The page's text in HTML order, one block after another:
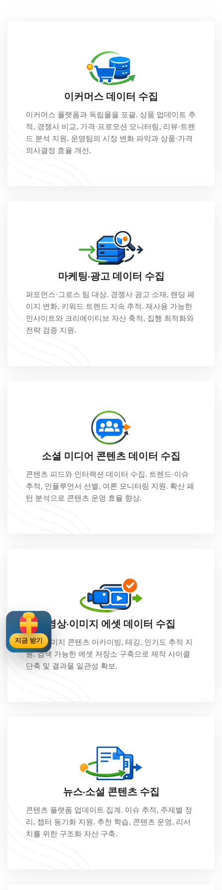
이커머스 데이터 수집
이커머스 플랫폼과 독립몰을 포괄. 상품 업데이트 추
적, 경쟁사 비교, 가격·프로모션 모니터링, 리뷰·트렌
드 분석 지원. 운영팀의 시장 변화 파악과 상품·가격
의사결정 효율 개선.
마케팅·광고 데이터 수집
퍼포먼스·그로스 팀 대상. 경쟁사 광고 소재, 랜딩 페
이지 변화, 키워드 트렌드 지속 추적. 재사용 가능한
인사이트와 크리에이티브 자산 축적, 집행 최적화와
전략 검증 지원.
소셜 미디어 콘텐츠 데이터 수집
콘텐츠 피드와 인터랙션 데이터 수집. 트렌드·이슈
추적, 인플루언서 선별, 여론 모니터링 지원. 확산 패
턴 분석으로 콘텐츠 운영 효율 향상.
영상·이미지 에셋 데이터 수집
영상·이미지 콘텐츠 아카이빙, 태깅, 인기도 추적 지
원. 검색 가능한 에셋 저장소 구축으로 제작 사이클
단축 및 결과물 일관성 확보.
뉴스·소설 콘텐츠 수집
콘텐츠 플랫폼 업데이트 집계. 이슈 추적, 주제별 정
리, 챕터 동기화 지원. 추천 학습, 콘텐츠 운영, 리서
치를 위한 구조화 자산 구축.
지금 받기